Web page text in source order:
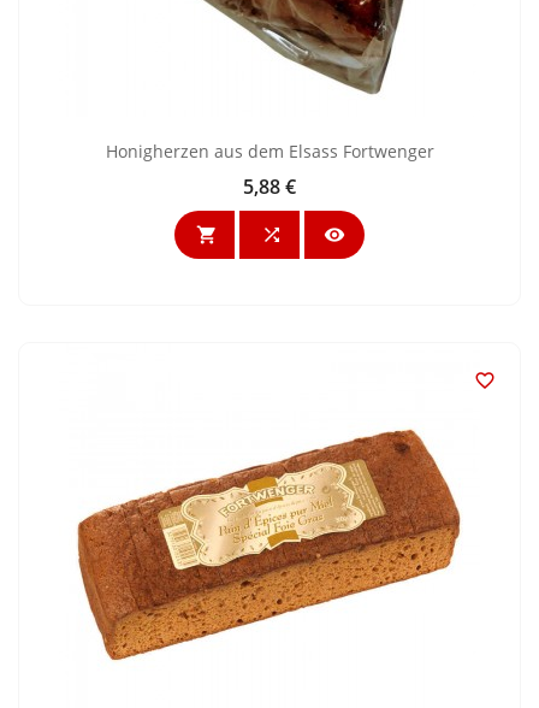
Honigherzen aus dem Elsass Fortwenger
Preis
5,88 €
  
